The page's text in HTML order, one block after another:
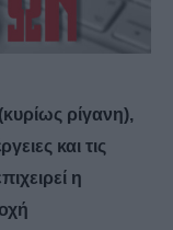
ρίγανη),
και τις
η